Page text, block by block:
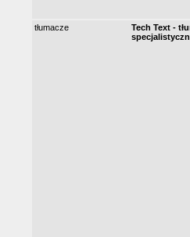
tłumacze
Tech Text -